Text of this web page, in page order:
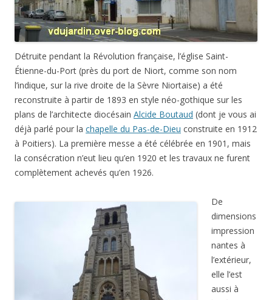
Détruite pendant la Révolution française, l’église Saint-
Étienne-du-Port (près du port de Niort, comme son nom
l’indique, sur la rive droite de la Sèvre Niortaise) a été
reconstruite à partir de 1893 en style néo-gothique sur les
plans de l’architecte diocésain Alcide Boutaud (dont je vous ai
déjà parlé pour la chapelle du Pas-de-Dieu construite en 1912
à Poitiers). La première messe a été célébrée en 1901, mais
la consécration n’eut lieu qu’en 1920 et les travaux ne furent
complètement achevés qu’en 1926.
De
dimensions
impression
nantes à
l’extérieur,
elle l’est
aussi à